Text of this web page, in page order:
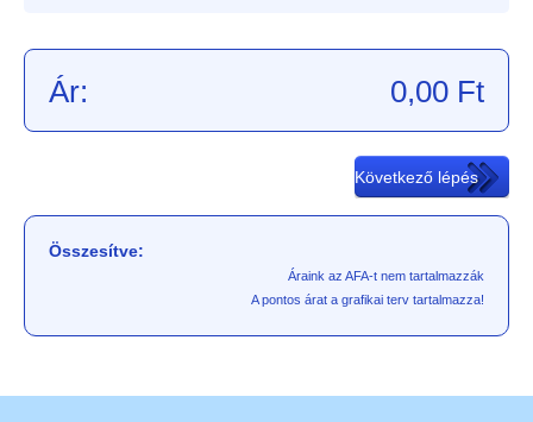
Ár: 0,00 Ft
Összesítve:
Áraink az AFA-t nem tartalmazzák
A pontos árat a grafikai terv tartalmazza!